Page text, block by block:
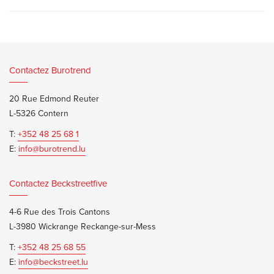
Contactez Burotrend
20 Rue Edmond Reuter
L-5326 Contern
T:+352 48 25 68 1
E: info@burotrend.lu
Contactez Beckstreetfive
4-6 Rue des Trois Cantons
L-3980 Wickrange Reckange-sur-Mess
T:+352 48 25 68 55
E: info@beckstreet.lu